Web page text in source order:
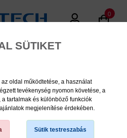
SÜTIKET
oldal működtetése, a használat
tevékenység nyomon követése, a
tartalmak és különböző funkciók
megjelenítése érdekében.
Sütik testreszabás
0
MENU